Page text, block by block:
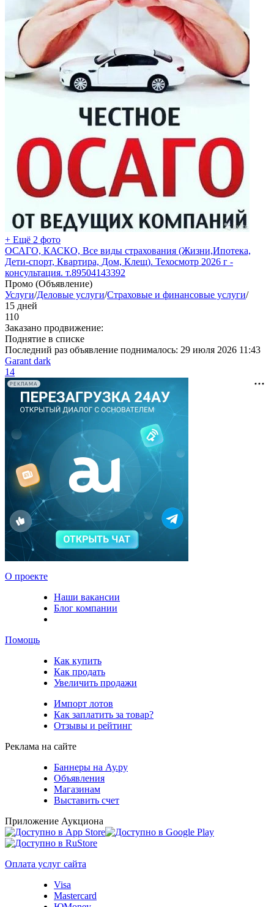
+ Ещё 2 фото
ОСАГО, КАСКО, Все виды страхования (Жизни,Ипотека,
Дети-спорт, Квартира, Дом, Клещ). Техосмотр 2026 г -
консультация. т.89504143392
Промо (Объявление)
Услуги/Деловые услуги/Страховые и финансовые услуги/
15 дней
110
Заказано продвижение:
Поднятие в списке
Последний раз объявление поднималось: 29 июля 2026 11:43
Garant dark
14
РЕКЛАМА
О проекте
Наши вакансии
Блог компании
Помощь
Как купить
Как продать
Увеличить продажи
Импорт лотов
Как заплатить за товар?
Отзывы и рейтинг
Реклама на сайте
Баннеры на Ау.ру
Объявления
Магазинам
Выставить счет
Приложение Аукциона
Оплата услуг сайта
Visa
Mastercard